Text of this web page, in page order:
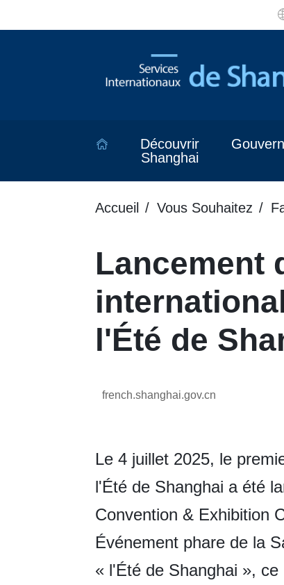
Découvrir
Shanghai
Accueil Vous Souhaitez
Lancement
l'Été de
french.shanghai.gov.cn
Le 4 juillet 2025, le
l'Été de Shanghai a été
Convention & Exhibition
Événement phare de la
« l'Été de Shanghai »,